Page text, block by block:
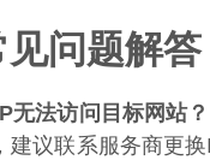
问题解答
无法访问目标网站？
建议联系服务商更